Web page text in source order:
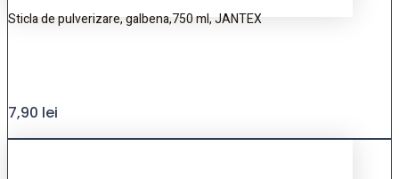
Sticla de pulverizare, galbena,750 ml, JANTEX
7,90 lei